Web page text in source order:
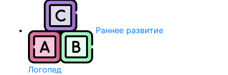
Раннее развитие
Логопед